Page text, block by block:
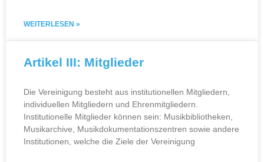
WEITERLESEN »
Artikel III: Mitglieder
Die Vereinigung besteht aus institutionellen Mitgliedern,
individuellen Mitgliedern und Ehrenmitgliedern.
Institutionelle Mitglieder können sein: Musikbibliotheken,
Musikarchive, Musikdokumentationszentren sowie andere
Institutionen, welche die Ziele der Vereinigung